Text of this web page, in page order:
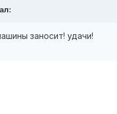
заносит! удачи!